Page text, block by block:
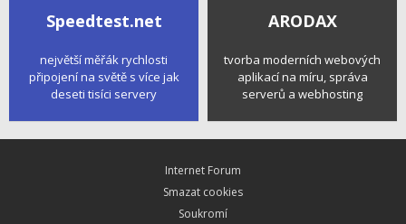
Speedtest.net
největší měřák rychlosti
připojení na světě s více jak
deseti tisíci servery
ARODAX
tvorba moderních webových
aplikací na míru, správa
serverů a webhosting
Internet Forum
Smazat cookies
Soukromí